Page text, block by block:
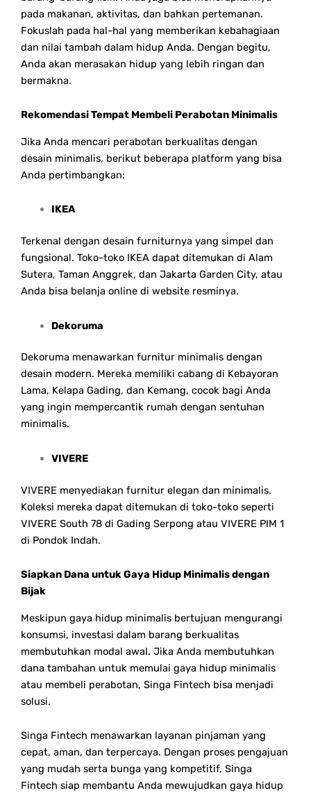
pada makanan, aktivitas, dan bahkan pertemanan.
Fokuslah pada hal-hal yang memberikan kebahagiaan
dan nilai tambah dalam hidup Anda. Dengan begitu,
Anda akan merasakan hidup yang lebih ringan dan
bermakna.
Rekomendasi Tempat Membeli Perabotan Minimalis
Jika Anda mencari perabotan berkualitas dengan
desain minimalis, berikut beberapa platform yang bisa
Anda pertimbangkan:
IKEA
Terkenal dengan desain furniturnya yang simpel dan
fungsional. Toko-toko IKEA dapat ditemukan di Alam
Sutera, Taman Anggrek, dan Jakarta Garden City, atau
Anda bisa belanja online di website resminya.
Dekoruma
Dekoruma menawarkan furnitur minimalis dengan
desain modern. Mereka memiliki cabang di Kebayoran
Lama, Kelapa Gading, dan Kemang, cocok bagi Anda
yang ingin mempercantik rumah dengan sentuhan
minimalis.
VIVERE
VIVERE menyediakan furnitur elegan dan minimalis.
Koleksi mereka dapat ditemukan di toko-toko seperti
VIVERE South 78 di Gading Serpong atau VIVERE PIM 1
di Pondok Indah.
Siapkan Dana untuk Gaya Hidup Minimalis dengan
Bijak
Meskipun gaya hidup minimalis bertujuan mengurangi
konsumsi, investasi dalam barang berkualitas
membutuhkan modal awal. Jika Anda membutuhkan
dana tambahan untuk memulai gaya hidup minimalis
atau membeli perabotan, Singa Fintech bisa menjadi
solusi.
Singa Fintech menawarkan layanan pinjaman yang
cepat, aman, dan terpercaya. Dengan proses pengajuan
yang mudah serta bunga yang kompetitif, Singa
Fintech siap membantu Anda mewujudkan gaya hidup